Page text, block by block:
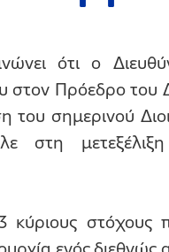
ότι ο
στον Πρόεδρο του
του σημερινού
στη
στόχους